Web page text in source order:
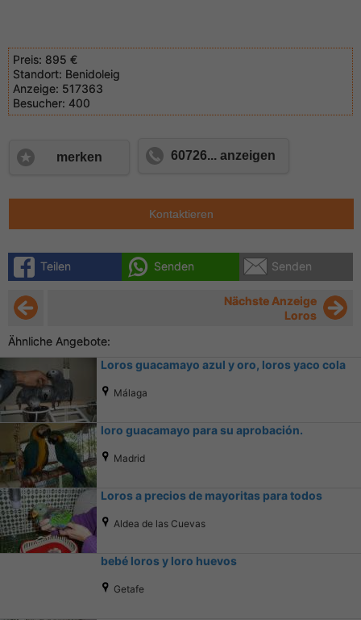
Preis: 895 €
Standort: Benidoleig
Anzeige: 517363
Besucher: 400
merken 60726... anzeigen
Kontaktieren
Teilen Senden Senden
Nächste Anzeige
Loros
Ähnliche Angebote:
Loros guacamayo azul y oro, loros yaco cola
Málaga
loro guacamayo para su aprobación.
Madrid
Loros a precios de mayoritas para todos
Aldea de las Cuevas
bebé loros y loro huevos
Getafe